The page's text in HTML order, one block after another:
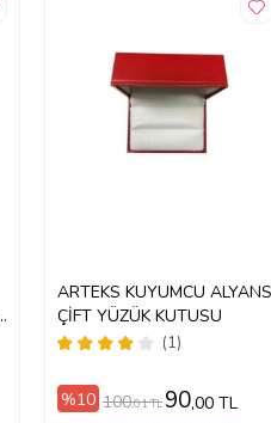
ARTEKS KUYUMCU ALYANS
ÇİFT YÜZÜK KUTUSU
(1)
%10 100,01 TL 90,00 TL